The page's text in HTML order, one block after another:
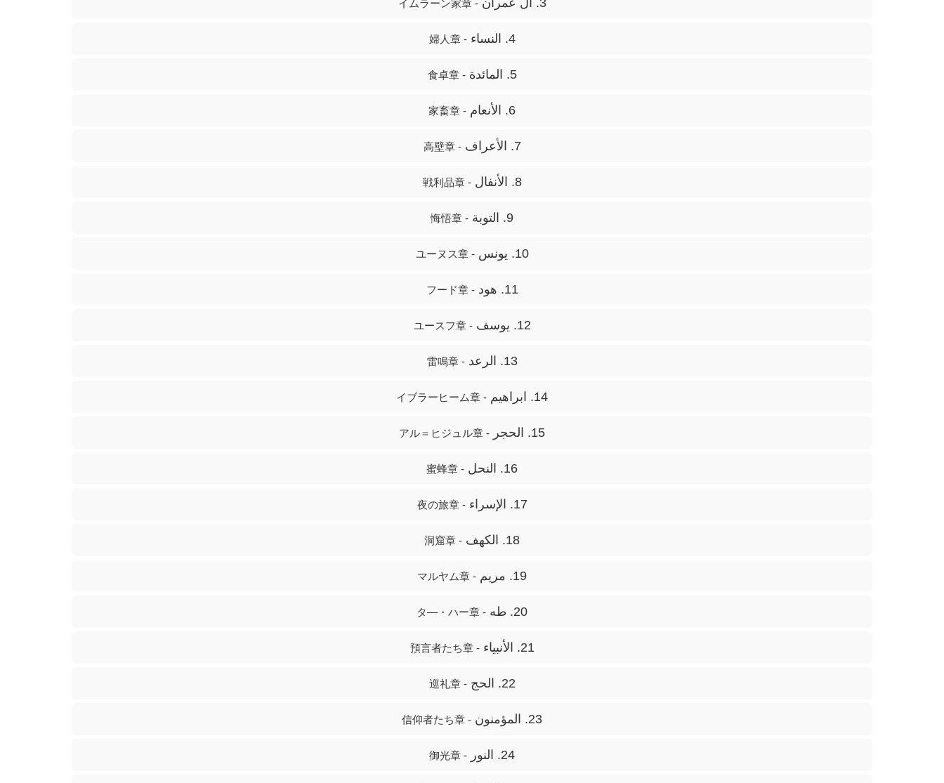
3. آل عمران - イムラーン家章
4. النساء - 婦人章
5. المائدة - 食卓章
6. الأنعام - 家畜章
7. الأعراف - 高壁章
8. الأنفال - 戦利品章
9. التوبة - 悔悟章
10. يونس - ユーヌス章
11. هود - フード章
12. يوسف - ユースフ章
13. الرعد - 雷鳴章
14. ابراهيم - イブラーヒーム章
15. الحجر - アル＝ヒジュル章
16. النحل - 蜜蜂章
17. الإسراء - 夜の旅章
18. الكهف - 洞窟章
19. مريم - マルヤム章
20. طه - タ―・ハー章
21. الأنبياء - 預言者たち章
22. الحج - 巡礼章
23. المؤمنون - 信仰者たち章
24. النور - 御光章